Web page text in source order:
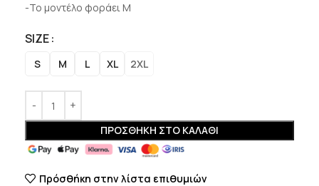
-Το μοντέλο φοράει M
SIZE
S M L XL 2XL
ΠΡΟΣΘΉΚΗ ΣΤΟ ΚΑΛΆΘΙ
Πρόσθήκη στην λίστα επιθυμιών